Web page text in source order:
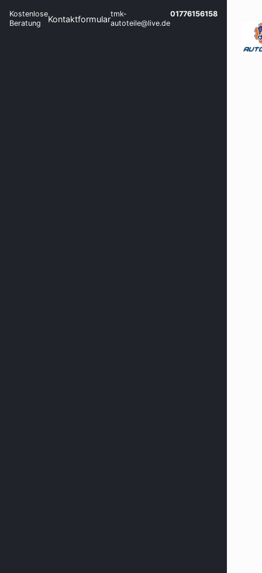
Kostenlose
Beratung
Kontaktformulartmk-
autoteile@live.de
01776156158